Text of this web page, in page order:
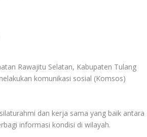
Rawajitu Selatan, Kabupaten Tulang
komunikasi sosial (Komsos)
dan kerja sama yang baik antara
informasi kondisi di wilayah.